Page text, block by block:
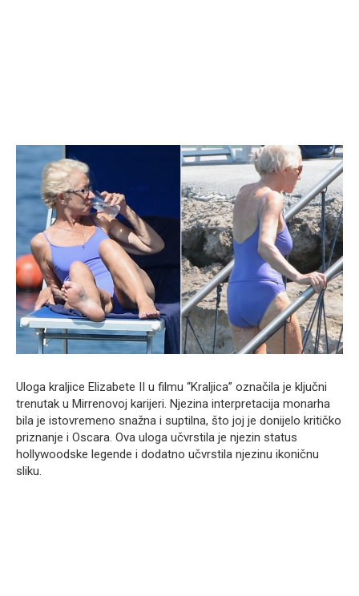
Uloga kraljice Elizabete II u filmu “Kraljica” označila je ključni
trenutak u Mirrenovoj karijeri. Njezina interpretacija monarha
bila je istovremeno snažna i suptilna, što joj je donijelo kritičko
priznanje i Oscara. Ova uloga učvrstila je njezin status
hollywoodske legende i dodatno učvrstila njezinu ikoničnu
sliku.